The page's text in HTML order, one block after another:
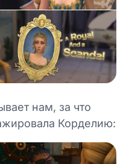
нам, за что
Корделию: